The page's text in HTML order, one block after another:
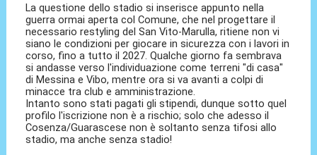
La questione dello stadio si inserisce appunto nella
guerra ormai aperta col Comune, che nel progettare il
necessario restyling del San Vito-Marulla, ritiene non vi
siano le condizioni per giocare in sicurezza con i lavori in
corso, fino a tutto il 2027. Qualche giorno fa sembrava
si andasse verso l'individuazione come terreni "di casa"
di Messina e Vibo, mentre ora si va avanti a colpi di
minacce tra club e amministrazione.
Intanto sono stati pagati gli stipendi, dunque sotto quel
profilo l'iscrizione non è a rischio; solo che adesso il
Cosenza/Guarascese non è soltanto senza tifosi allo
stadio, ma anche senza stadio!